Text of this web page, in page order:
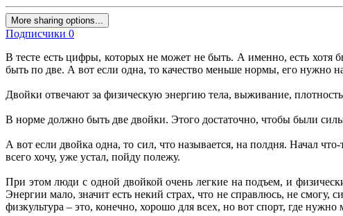
More sharing options...
Подписчики 0
В тесте есть цифры, которых не может не быть. А именно, есть хотя
быть по две. А вот если одна, то качество меньше нормы, его нужно
Двойки отвечают за физическую энергию тела, выживание,
В норме должно быть две двойки. Этого достаточно, чтобы были
А вот если двойка одна, то сил, что называется, на полдня. Начал
всего хочу, уже устал, пойду полежу.
При этом люди с одной двойкой очень легкие на подъем, и
Энергии мало, значит есть некий страх, что не справлюсь, не смогу,
физкультура – это, конечно, хорошо для всех, но вот спорт, где